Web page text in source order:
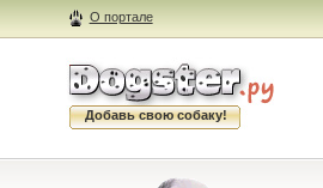
О портале
Добавь свою собаку!